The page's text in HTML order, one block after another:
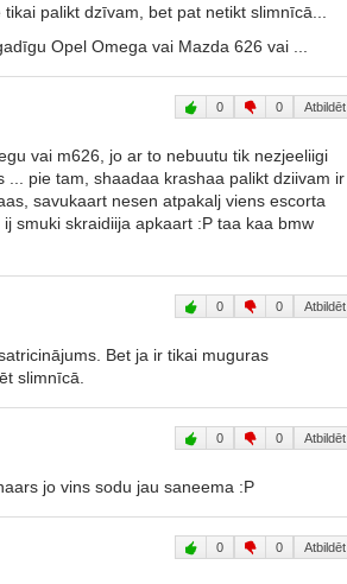
palikt dzīvam, bet pat netikt slimnīcā...
Opel Omega vai Mazda 626 vai ...
0 0 Atbildēt
vai m626, jo ar to nebuutu tik nezjeeliigi
... pie tam, shaadaa krashaa palikt dziivam ir
savukaart nesen atpakalj viens escorta
smuki skraidiija apkaart :P taa kaa bmw
0 0 Atbildēt
Bet ja ir tikai muguras
slimnīcā.
0 0 Atbildēt
jo vins sodu jau saneema :P
0 0 Atbildēt